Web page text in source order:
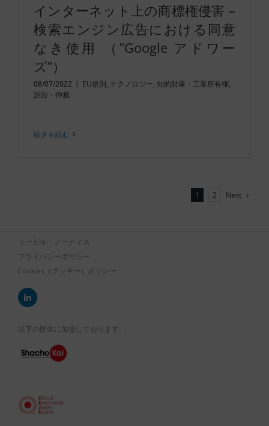
インターネット上の商標権侵害 –
検索エンジン広告における同意
なき使用 （”Google アドワー
ズ”）
08/07/2022 | EU規則, テクノロジー, 知的財産・工業所有権,
訴訟・仲裁
続きを読む
1 2 Next
リーガル・ノーティス
プライバシーポリシー
Cookies（クッキー）ポリシー
以下の団体に加盟しております。